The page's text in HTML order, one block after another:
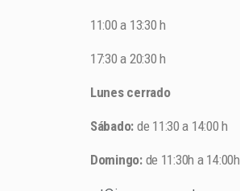
11:00 a 13:30 h
17:30 a 20:30 h
Lunes cerrado
Sábado: de 11:30 a 14:00 h
Domingo:de 11:30h a 14:00h